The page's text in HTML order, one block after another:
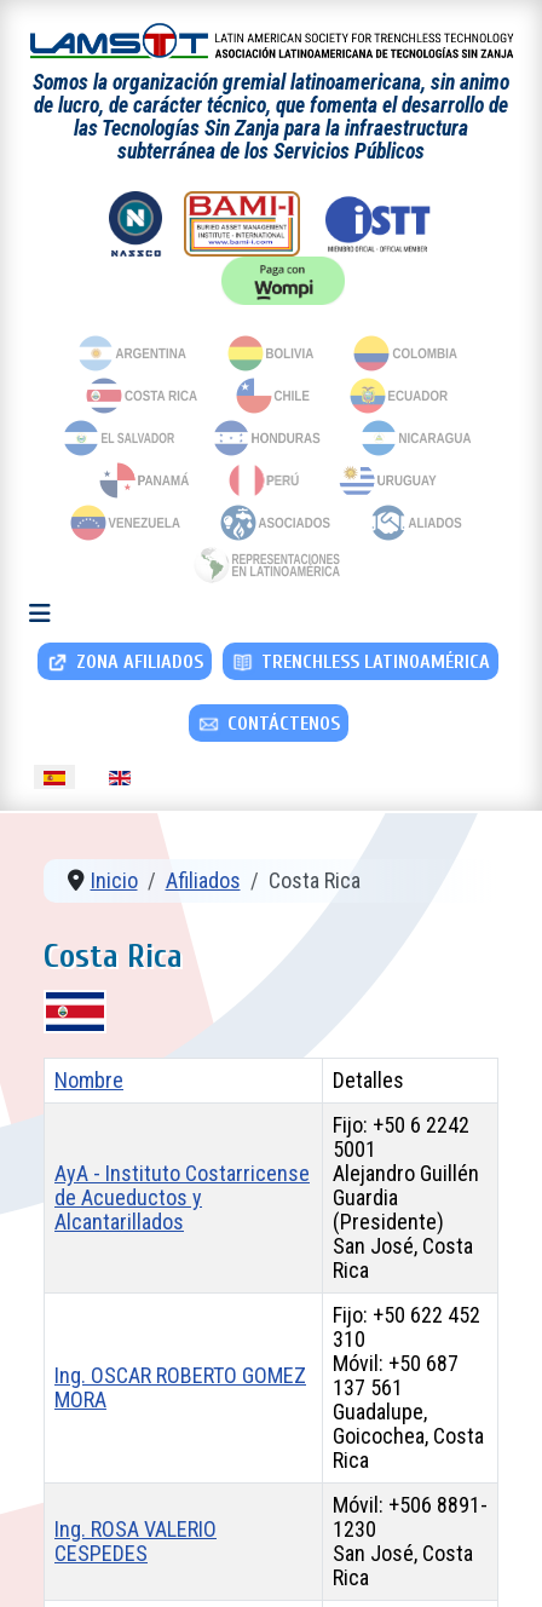
Somos la organización gremial latinoamericana, sin animo
de lucro, de carácter técnico, que fomenta el desarrollo de
las Tecnologías Sin Zanja para la infraestructura
subterránea de los Servicios Públicos
ZONA AFILIADOS TRENCHLESS LATINOAMÉRICA
CONTÁCTENOS
Seleccione su idioma
Inicio Afiliados Costa Rica
Costa Rica
Nombre Detalles
AyA - Instituto Costarricense
de Acueductos y
Alcantarillados
Fijo: +50 6 2242
5001
Alejandro Guillén
Guardia
(Presidente)
San José, Costa
Rica
Ing. OSCAR ROBERTO GOMEZ
MORA
Fijo: +50 622 452
310
Móvil: +50 687
137 561
Guadalupe,
Goicochea, Costa
Rica
Ing. ROSA VALERIO
CESPEDES
Móvil: +506 8891-
1230
San José, Costa
Rica